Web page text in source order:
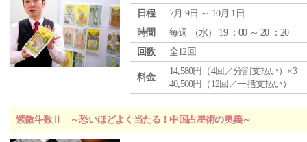
日程
7月 9日 ～ 10月 1日
時間
毎週 （水） 19 ：00 ～ 20 ：20
回数
全12回
料金
14,580円（4回／分割支払い）×3
40,500円（12回／一括支払い）
紫微斗数Ⅱ ～恐いほどよく当たる！中国占星術の奥義～